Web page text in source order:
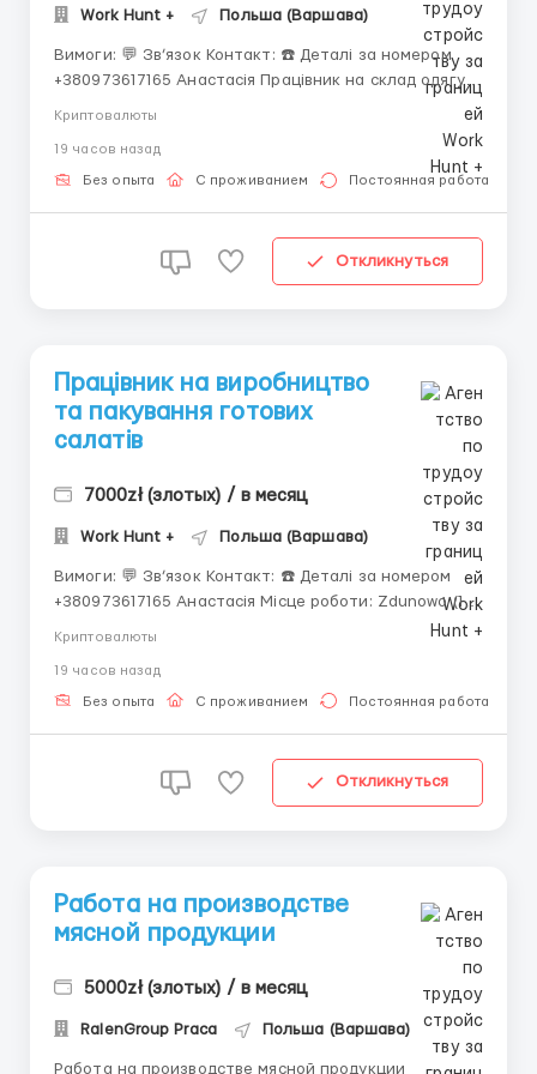
Work Hunt + Польша (Варшава)
Вимоги: 💬 Зв’язок Контакт: ☎️ Деталі за номером
+380973617165 Анастасія Працівник на склад одягу
5600 зл/міс нетто; 61 000 грн; 1480$. 25,5 зл/год
нетто - ставка; Заробітна плата нараховується 20
числа на банківський рахунок, аванси вид...
Криптовалюты
19 часов назад
Без опыта С проживанием Постоянная работа
Откликнуться
Працівник на виробництво
та пакування готових
салатів
7000zł (злотых) / в месяц
Work Hunt + Польша (Варшава)
Вимоги: 💬 Зв’язок Контакт: ☎️ Деталі за номером
+380973617165 Анастасія Місце роботи: Zdunowo (17
мереж по всій Польщі. Досвід та знання мови — не
обов'язкові, всьому ...
Криптовалюты
19 часов назад
Без опыта С проживанием Постоянная работа
Откликнуться
Работа на производстве
мясной продукции
5000zł (злотых) / в месяц
RalenGroup Praca Польша (Варшава)
Работа на производстве мясной продукции